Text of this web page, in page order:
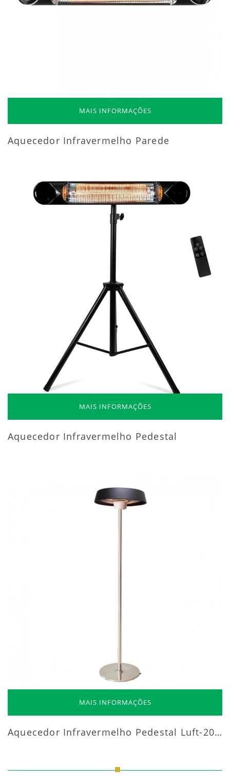
MAIS INFORMAÇÕES
Aquecedor Infravermelho Parede
MAIS INFORMAÇÕES
Aquecedor Infravermelho Pedestal
MAIS INFORMAÇÕES
Aquecedor Infravermelho Pedestal Luft-20000